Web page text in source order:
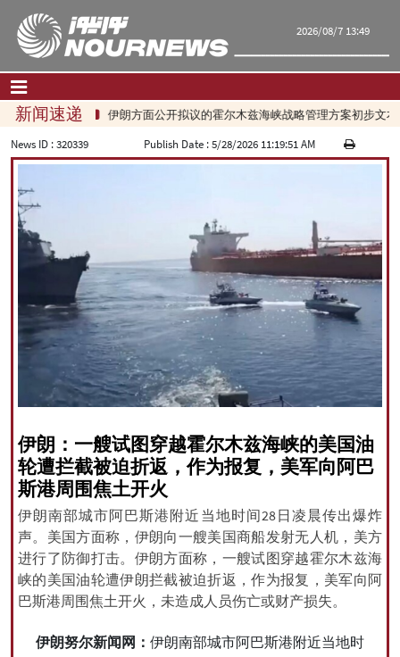
2026/08/7 13:49
首页 联系我们|关于我们
要闻
评论频道
政治
经济
文化.社会
旅游
فارسی|English العربیه |
| עברית|русский|中文|
All rights reserved for NourNews
Copyright © 2021 www.nournews.ir
新闻速递
伊朗方面公开拟议的霍尔木兹海峡战略管理方案初步文本细
News ID :320339 Publish Date :5/28/2026 11:19:51 AM
伊朗：一艘试图穿越霍尔木兹海峡的美国油
轮遭拦截被迫折返，作为报复，美军向阿巴
斯港周围焦土开火
伊朗南部城市阿巴斯港附近当地时间28日凌晨传出爆炸
声。美国方面称，伊朗向一艘美国商船发射无人机，美方
进行了防御打击。伊朗方面称，一艘试图穿越霍尔木兹海
峡的美国油轮遭伊朗拦截被迫折返，作为报复，美军向阿
巴斯港周围焦土开火，未造成人员伤亡或财产损失。
伊朗努尔新闻网： 伊朗南部城市阿巴斯港附近当地时